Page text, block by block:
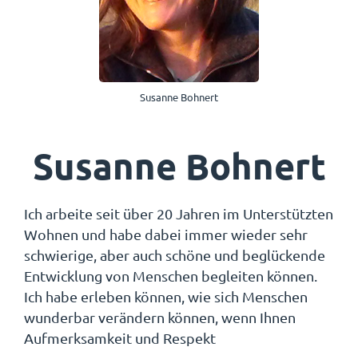
Susanne Bohnert
Susanne Bohnert
Ich arbeite seit über 20 Jahren im Unterstützten
Wohnen und habe dabei immer wieder sehr
schwierige, aber auch schöne und beglückende
Entwicklung von Menschen begleiten können.
Ich habe erleben können, wie sich Menschen
wunderbar verändern können, wenn Ihnen
Aufmerksamkeit und Respekt